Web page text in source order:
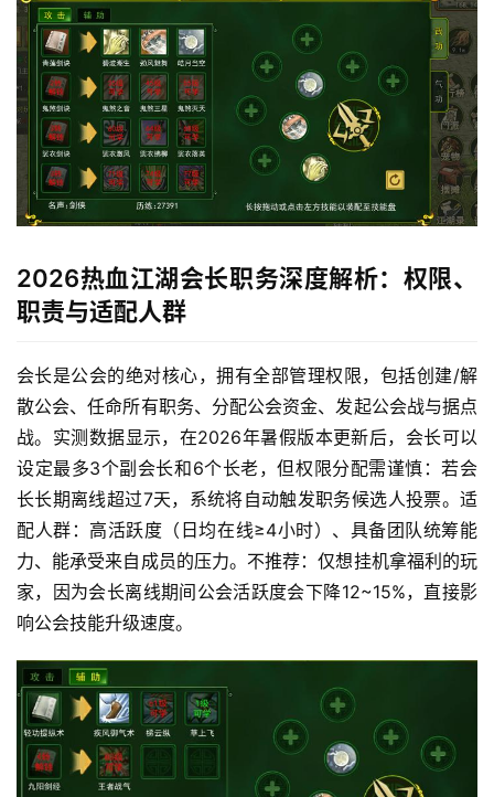
2026热血江湖会长职务深度解析：权限、
职责与适配人群
会长是公会的绝对核心，拥有全部管理权限，包括创建/解
散公会、任命所有职务、分配公会资金、发起公会战与据点
战。实测数据显示，在2026年暑假版本更新后，会长可以
设定最多3个副会长和6个长老，但权限分配需谨慎：若会
长长期离线超过7天，系统将自动触发职务候选人投票。适
配人群：高活跃度（日均在线≥4小时）、具备团队统筹能
力、能承受来自成员的压力。不推荐：仅想挂机拿福利的玩
家，因为会长离线期间公会活跃度会下降12~15%，直接影
响公会技能升级速度。